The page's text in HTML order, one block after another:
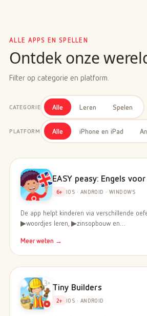
ALLE APPS EN SPELLEN
Ontdek onze
Filter op categorie en platform.
CATEGORIE Alle Leren Spelen
PLATFORM Alle iPhone en iPad
EASY peasy: Engels
6+ IOS · ANDROID · WINDOWS
De app helpt kinderen via verschillende
▶woordjes leren, ▶zinsopbouw en…
Meer weten →
Tiny Builders
2+ IOS · ANDROID